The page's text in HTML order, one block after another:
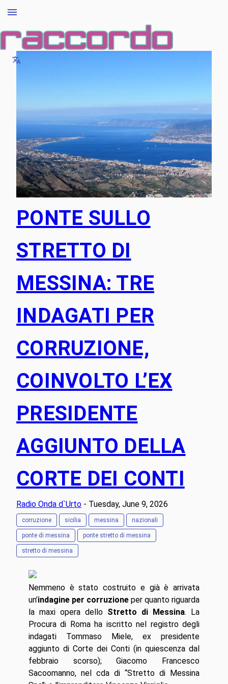
PONTE SULLO
STRETTO DI
MESSINA: TRE
INDAGATI PER
CORRUZIONE,
COINVOLTO L’EX
PRESIDENTE
AGGIUNTO DELLA
CORTE DEI CONTI
Radio Onda d`Urto - Tuesday, June 9, 2026
corruzione sicilia messina nazionali
ponte di messina ponte stretto di messina
stretto di messina
Nemmeno è stato costruito e già è arrivata
un’indagine per corruzione per quanto riguarda
la maxi opera dello Stretto di Messina. La
Procura di Roma ha iscritto nel registro degli
indagati Tommaso Miele, ex presidente
aggiunto di Corte dei Conti (in quiescenza dal
febbraio scorso); Giacomo Francesco
Sacoomanno, nel cda di “Stretto di Messina